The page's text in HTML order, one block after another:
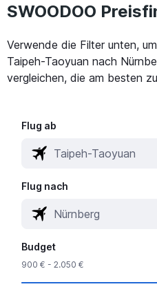
SWOODOO
Verwende die Filter unten,
Taipeh-Taoyuan nach
vergleichen, die am besten
Flug ab
Flug nach
Budget
900 € - 2.050 €